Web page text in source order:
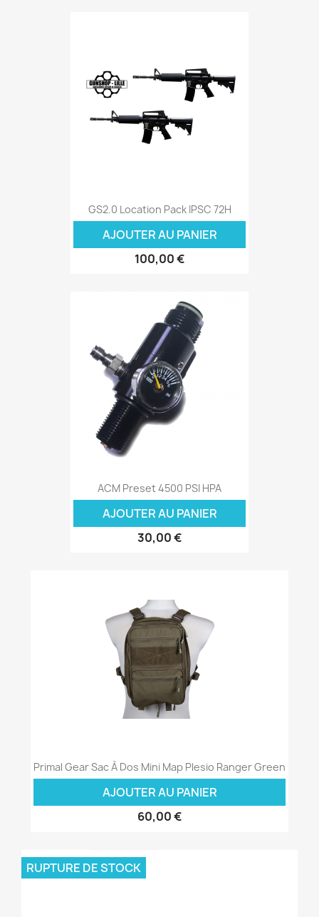
GS2.0 Location Pack IPSC 72H
AJOUTER AU PANIER
100,00 €
ACM Preset 4500 PSI HPA
AJOUTER AU PANIER
30,00 €
Primal Gear Sac À Dos Mini Map Plesio Ranger Green
AJOUTER AU PANIER
60,00 €
RUPTURE DE STOCK